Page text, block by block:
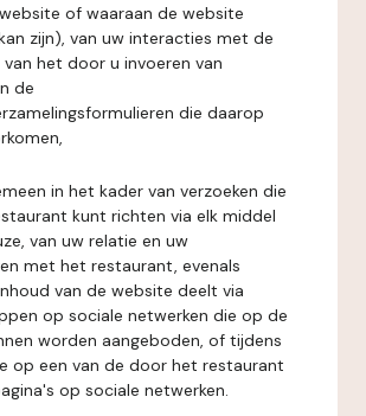
of waaraan de website
zijn), van uw interacties met de
het door u invoeren van
de
die daarop
in het kader van verzoeken die
kunt richten via elk middel
van uw relatie en uw
met het restaurant, evenals
van de website deelt via
op sociale netwerken die op de
worden aangeboden, of tijdens
op een van de door het restaurant
op sociale netwerken.